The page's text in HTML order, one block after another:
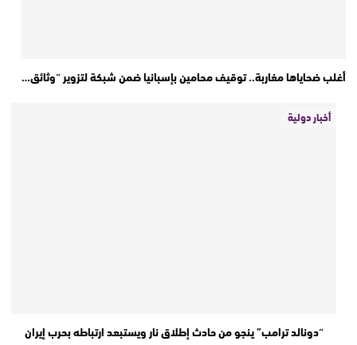
أغلب ضحاياها مغاربة.. توقيف محامين بإسبانيا ضمن شبكة لتزوير “وثائق…
أخبار دولية
“دونالد ترامب” ينجو من حادث إطلاق نار ويستبعد ارتباطه بحرب إيران